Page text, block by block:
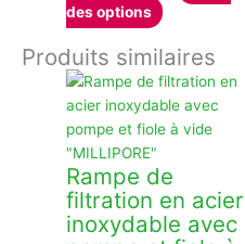
96.688,00 د.ج
à
des options Ce
a
plusieurs
variations.
Les
peuvent
être
choisies
Produits similaires
Rampe de
filtration en acier
inoxydable avec